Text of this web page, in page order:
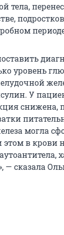
тела,
уровень
У
снижена,
могла
в крови
— сказала